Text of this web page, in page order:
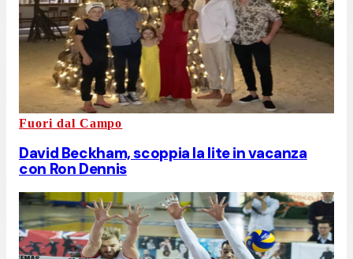
Fuori dal Campo
David Beckham, scoppia la lite in vacanza
con Ron Dennis